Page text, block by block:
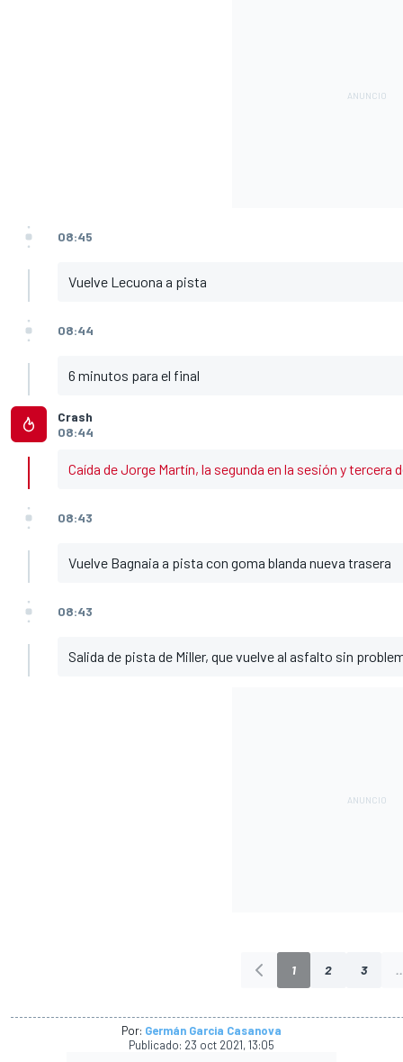
08:45
Vuelve Lecuona a pista
08:44
6 minutos para el final
Crash
08:44
Caída de Jorge Martín, la segunda en la sesión y tercera
08:43
Vuelve Bagnaia a pista con goma blanda nueva trasera
08:43
Salida de pista de Miller, que vuelve al asfalto sin
1 2 3
Por: Germán Garcia Casanova
Publicado: 23 oct 2021, 13:05